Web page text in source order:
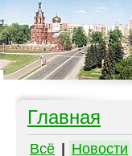
Главная
Всё Новости